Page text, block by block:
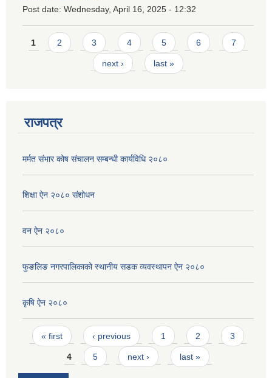
Post date: Wednesday, April 16, 2025 - 12:32
Pages
1 2 3 4 5 6 7
next › last »
राजपत्र
मर्मत संभार कोष संचालन सम्बन्धी कार्यविधि २०८०
शिक्षा ऐन २०८० संशोधन
वन ऐन २०८०
फुङलिङ नगरपालिकाको स्थानीय सडक व्यवस्थापन ऐन २०८०
कृषि ऐन २०८०
Pages
« first ‹ previous 1 2 3
4 5 next › last »